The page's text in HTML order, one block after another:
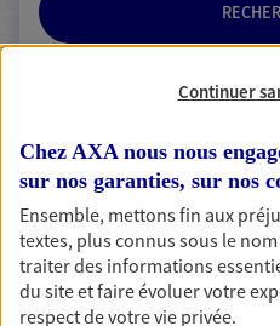
2 résultats correspondent
recherche
Liste
Continuer
Chez AXA nous nous
sur nos garanties, sur nos
Ensemble, mettons fin aux
textes, plus connus sous le
traiter des informations
du site et faire évoluer votre
respect de votre vie privée.